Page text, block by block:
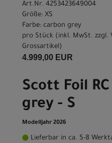
Art.Nr. 4253423649004
Größe: XS
Farbe: carbon grey
pro Stück (inkl. MwSt. zzgl.
Grossartikel)
4.999,00 EUR
Scott Foil
grey - S
Modelljahr 2026
Lieferbar in ca. 5-8